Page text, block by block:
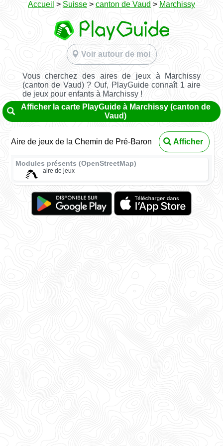
Accueil > Suisse > canton de Vaud > Marchissy
Voir autour de moi
Vous cherchez des aires de jeux à Marchissy
(canton de Vaud) ? Ouf, PlayGuide connaît 1 aire
de jeux pour enfants à Marchissy !
Afficher la carte PlayGuide à Marchissy (canton de
Vaud)
Aire de jeux de la Chemin de Pré-Baron Afficher
Modules présents (OpenStreetMap)
aire de jeux